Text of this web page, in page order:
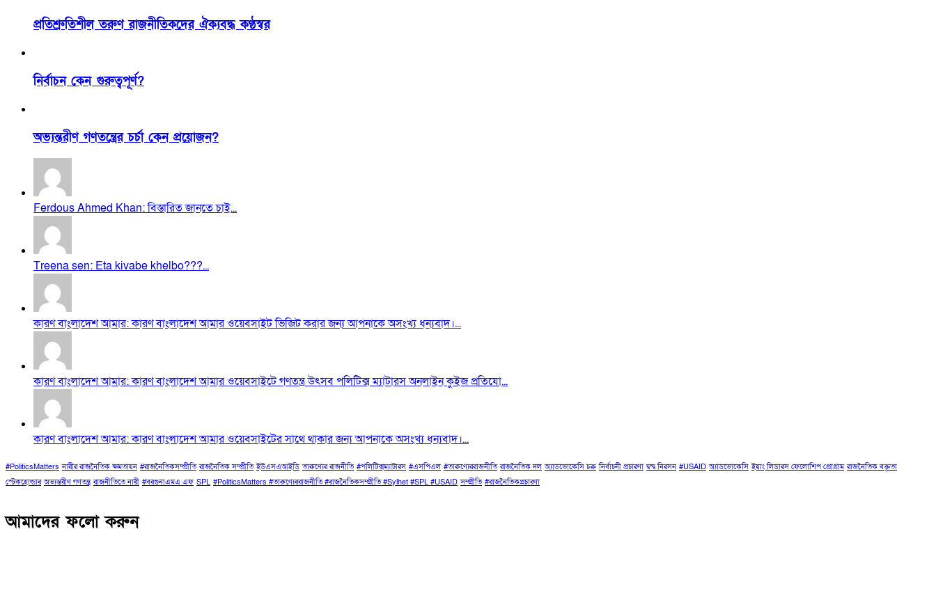
প্রতিশ্রুতিশীল তরুণ রাজনীতিকদের ঐক্যবদ্ধ কণ্ঠস্বর
নির্বাচন কেন গুরুত্বপূর্ণ?
অভ্যন্তরীণ গণতন্ত্রের চর্চা কেন প্রয়োজন?
Ferdous Ahmed Khan: বিস্তারিত জানতে চাই...
Treena sen: Eta kivabe khelbo???...
কারণ বাংলাদেশ আমার: কারণ বাংলাদেশ আমার ওয়েবসাইট ভিজিট করার জন্য আপনাকে অসংখ্য ধন্যবাদ।...
কারণ বাংলাদেশ আমার: কারণ বাংলাদেশ আমার ওয়েবসাইটে গণতন্ত্র উৎসব পলিটিক্স ম্যাটারস অনলাইন কুইজ প্রতিযো...
কারণ বাংলাদেশ আমার: কারণ বাংলাদেশ আমার ওয়েবসাইটের সাথে থাকার জন্য আপনাকে অসংখ্য ধন্যবাদ।...
#PoliticsMatters নারীর রাজনৈতিক ক্ষমতায়ন #রাজনৈতিকসম্প্রীতি রাজনৈতিক সম্প্রীতি ইউএসএআইডি তারুণ্যের রাজনীতি #পলিটিক্সম্যাটারস #এসপিএল #তারুণ্যেররাজনীতি রাজনৈতিক দল অ্যাডভোকেসি চক্র নির্বাচনী প্রচারণা দ্বন্দ্ব নিরসন #USAID অ্যাডভোকেসি ইয়াং লিডারস ফেলোশিপ প্রোগ্রাম রাজনৈতিক বক্তৃতা
স্টেকহোল্ডার অভ্যন্তরীণ গণতন্ত্র রাজনীতিতে নারী #বরগুনাএমএ এফ SPL #PoliticsMatters #তারুণ্যেররাজনীতি #রাজনৈতিকসম্প্রীতি #Sylhet #SPL #USAID সম্প্রীতি #রাজনৈতিকপ্রচারণা
আমাদের ফলো করুন